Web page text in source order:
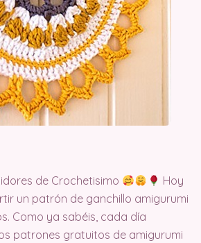
de Crochetisimo
Hoy
un patrón de ganchillo amigurumi
Como ya sabéis, cada día
patrones gratuitos de amigurumi